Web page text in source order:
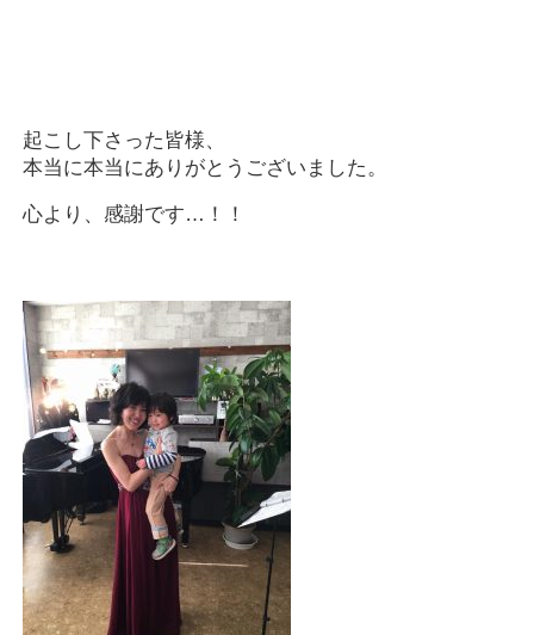
起こし下さった皆様、
本当に本当にありがとうございました。
心より、感謝です…！！